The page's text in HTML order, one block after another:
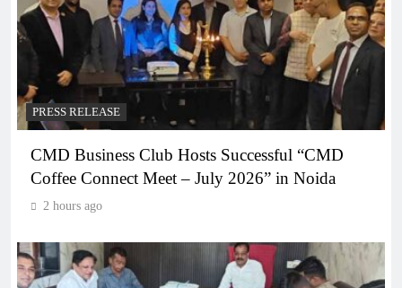
PRESS RELEASE
CMD Business Club Hosts Successful “CMD
Coffee Connect Meet – July 2026” in Noida
2 hours ago